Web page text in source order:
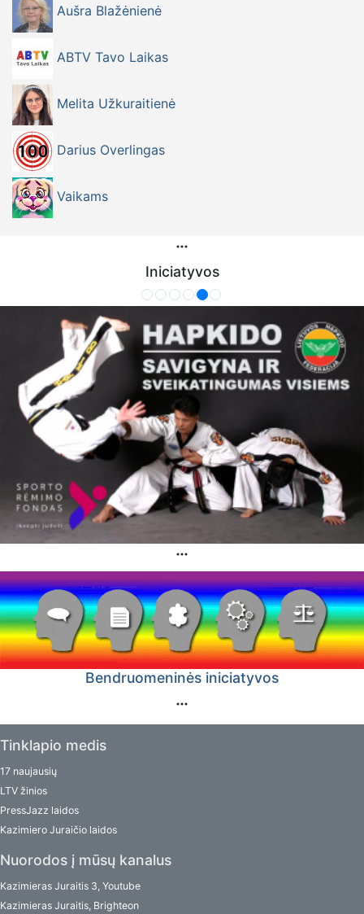
Aušra Blažėnienė
ABTV Tavo Laikas
Melita Užkuraitienė
Darius Overlingas
Vaikams
Iniciatyvos
Bendruomeninės iniciatyvos
Tinklapio medis
17 naujausių
LTV žinios
PressJazz laidos
Kazimiero Juraičio laidos
Nuorodos į mūsų kanalus
Kazimieras Juraitis 3, Youtube
Kazimieras Juraitis, Brighteon